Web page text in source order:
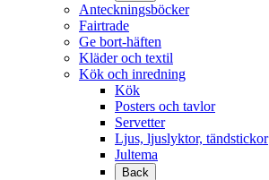
Anteckningsböcker
Fairtrade
Ge bort-häften
Kläder och textil
Kök och inredning
Kök
Posters och tavlor
Servetter
Ljus, ljuslyktor, tändstickor
Jultema
Back